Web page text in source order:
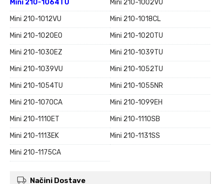
Mini 210-1064TU
Mini 210-1002VU
Mini 210-1012VU
Mini 210-1018CL
Mini 210-1020EO
Mini 210-1020TU
Mini 210-1030EZ
Mini 210-1039TU
Mini 210-1039VU
Mini 210-1052TU
Mini 210-1054TU
Mini 210-1055NR
Mini 210-1070CA
Mini 210-1099EH
Mini 210-1110ET
Mini 210-1110SB
Mini 210-1113EK
Mini 210-1131SS
Mini 210-1175CA
Načini Dostave